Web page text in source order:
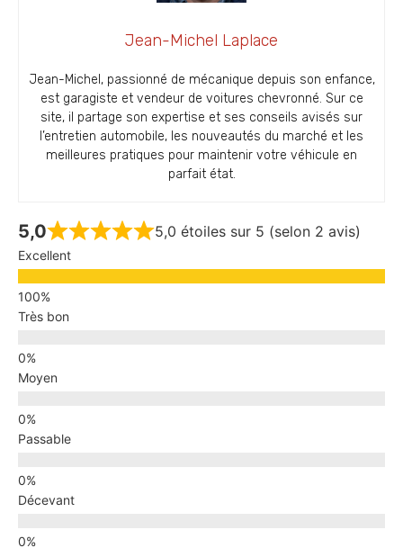
Jean-Michel Laplace
Jean-Michel, passionné de mécanique depuis son enfance,
est garagiste et vendeur de voitures chevronné. Sur ce
site, il partage son expertise et ses conseils avisés sur
l’entretien automobile, les nouveautés du marché et les
meilleures pratiques pour maintenir votre véhicule en
parfait état.
5,0 5,0 étoiles sur 5 (selon 2 avis)
Excellent
Très bon
Moyen
Passable
Décevant